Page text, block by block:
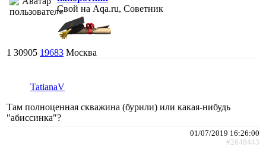
Свой на Aqa.ru, Советник
1 30905 19683 Москва
TatianaV
Там полноценная скважина (бурили) или какая-нибудь
"абиссинка"?
01/07/2019 16:26:00
#2648443